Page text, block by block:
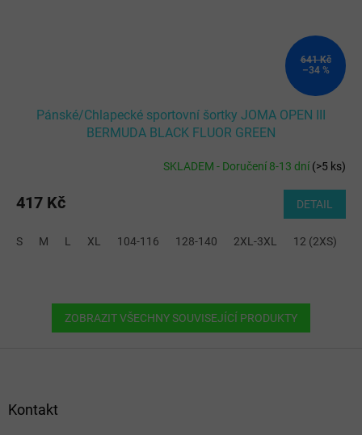
641 Kč
–34 %
Pánské/Chlapecké sportovní šortky JOMA OPEN III
BERMUDA BLACK FLUOR GREEN
SKLADEM - Doručení 8-13 dní(>5 ks)
417 Kč DETAIL
S M L XL 104-116 128-140 2XL-3XL 12 (2XS)
ZOBRAZIT VŠECHNY SOUVISEJÍCÍ PRODUKTY
Kontakt